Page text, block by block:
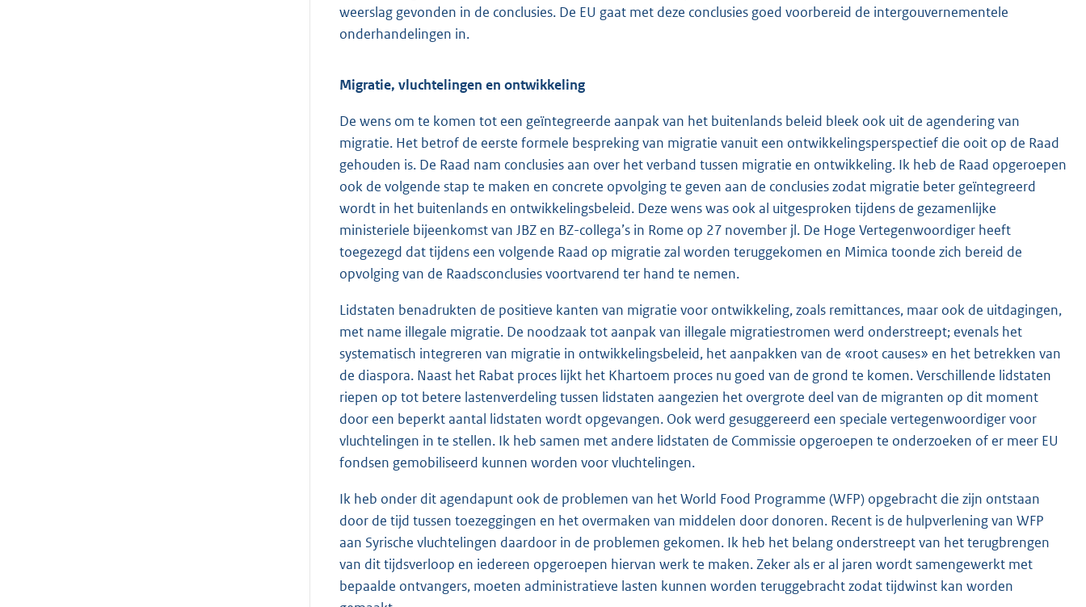
weerslag gevonden in de conclusies. De EU gaat met deze conclusies goed voorbereid de intergouvernementele
onderhandelingen in.
Migratie, vluchtelingen en ontwikkeling
De wens om te komen tot een geïntegreerde aanpak van het buitenlands beleid bleek ook uit de agendering van
migratie. Het betrof de eerste formele bespreking van migratie vanuit een ontwikkelingsperspectief die ooit op de Raad
gehouden is. De Raad nam conclusies aan over het verband tussen migratie en ontwikkeling. Ik heb de Raad opgeroepen
ook de volgende stap te maken en concrete opvolging te geven aan de conclusies zodat migratie beter geïntegreerd
wordt in het buitenlands en ontwikkelingsbeleid. Deze wens was ook al uitgesproken tijdens de gezamenlijke
ministeriele bijeenkomst van JBZ en BZ-collega’s in Rome op 27 november jl. De Hoge Vertegenwoordiger heeft
toegezegd dat tijdens een volgende Raad op migratie zal worden teruggekomen en Mimica toonde zich bereid de
opvolging van de Raadsconclusies voortvarend ter hand te nemen.
Lidstaten benadrukten de positieve kanten van migratie voor ontwikkeling, zoals remittances, maar ook de uitdagingen,
met name illegale migratie. De noodzaak tot aanpak van illegale migratiestromen werd onderstreept; evenals het
systematisch integreren van migratie in ontwikkelingsbeleid, het aanpakken van de «root causes» en het betrekken van
de diaspora. Naast het Rabat proces lijkt het Khartoem proces nu goed van de grond te komen. Verschillende lidstaten
riepen op tot betere lastenverdeling tussen lidstaten aangezien het overgrote deel van de migranten op dit moment
door een beperkt aantal lidstaten wordt opgevangen. Ook werd gesuggereerd een speciale vertegenwoordiger voor
vluchtelingen in te stellen. Ik heb samen met andere lidstaten de Commissie opgeroepen te onderzoeken of er meer EU
fondsen gemobiliseerd kunnen worden voor vluchtelingen.
Ik heb onder dit agendapunt ook de problemen van het World Food Programme (WFP) opgebracht die zijn ontstaan
door de tijd tussen toezeggingen en het overmaken van middelen door donoren. Recent is de hulpverlening van WFP
aan Syrische vluchtelingen daardoor in de problemen gekomen. Ik heb het belang onderstreept van het terugbrengen
van dit tijdsverloop en iedereen opgeroepen hiervan werk te maken. Zeker als er al jaren wordt samengewerkt met
bepaalde ontvangers, moeten administratieve lasten kunnen worden teruggebracht zodat tijdwinst kan worden